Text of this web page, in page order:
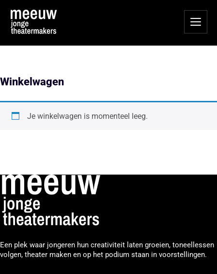
Winkelwagen
Je winkelwagen is momenteel leeg.
Een plek waar jongeren hun creativiteit laten groeien, toneellessen
volgen, theater maken en op het podium staan in voorstellingen.